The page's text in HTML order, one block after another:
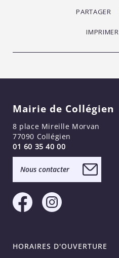
PARTAGER
IMPRIMER
Mairie de Collégien
8 place Mireille Morvan
77090 Collégien
01 60 35 40 00
Nous contacter
HORAIRES D'OUVERTURE